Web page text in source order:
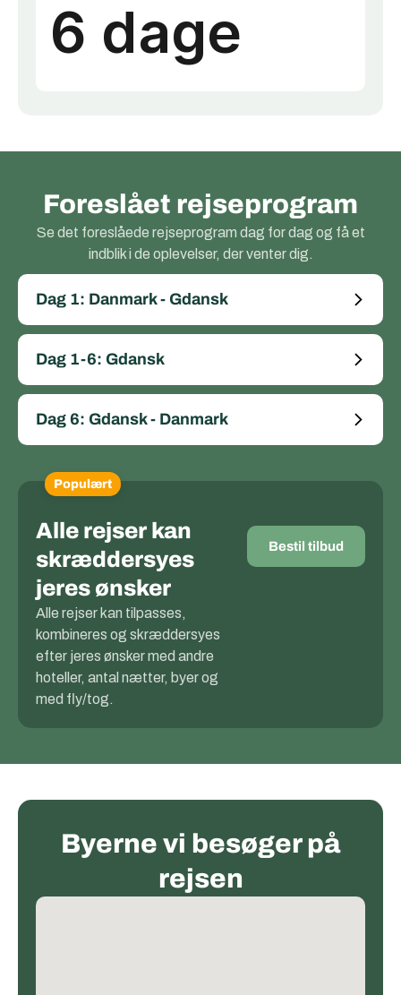
Foreslået rejseprogram
Se det foreslåede rejseprogram dag for dag og få et
indblik i de oplevelser, der venter dig.
Dag 1: Danmark - Gdansk
Dag 1-6: Gdansk
Dag 6: Gdansk - Danmark
Populært
Alle rejser kan
skræddersyes
jeres ønsker
Alle rejser kan tilpasses,
kombineres og skræddersyes
efter jeres ønsker med andre
hoteller, antal nætter, byer og
med fly/tog.
Bestil tilbud
Byerne vi besøger på
rejsen